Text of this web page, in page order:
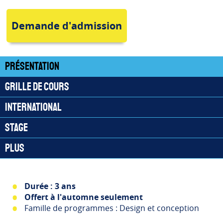
Présentation
Grille de cours
International
Stage
Plus
Demande d'admission
Durée : 3 ans
Offert à l'automne seulement
Famille de programmes : Design et conception